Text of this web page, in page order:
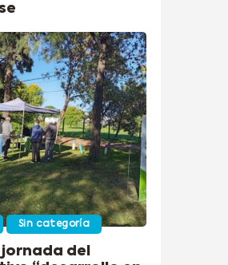
Sin categoría
jornada del